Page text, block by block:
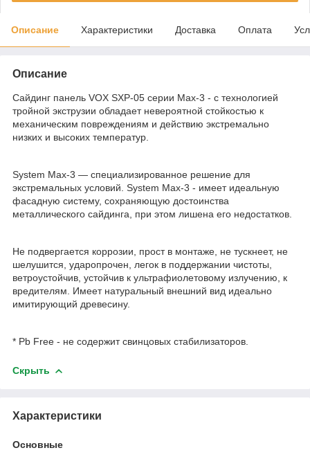
Описание Характеристики Доставка Оплата
Описание
Сайдинг панель VOX SXP-05 серии Max-3 - с технологией
тройной экструзии обладает невероятной стойкостью к
механическим повреждениям и действию экстремально
низких и высоких температур.
System Max-3 — специализированное решение для
экстремальных условий. System Max-3 - имеет идеальную
фасадную систему, сохраняющую достоинства
металлического сайдинга, при этом лишена его недостатков.
Не подвергается коррозии, прост в монтаже, не тускнеет, не
шелушится, ударопрочен, легок в поддержании чистоты,
ветроустойчив, устойчив к ультрафиолетовому излучению, к
вредителям. Имеет натуральный внешний вид идеально
имитирующий древесину.
* Pb Free - не содержит свинцовых стабилизаторов.
Скрыть
Характеристики
Основные